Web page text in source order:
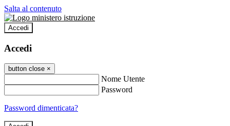
Salta al contenuto
Accedi
Accedi
button close ×
Nome Utente
Password
Password dimenticata?